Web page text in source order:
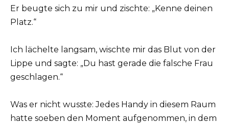
Er beugte sich zu mir und zischte: „Kenne deinen
Platz.“
Ich lächelte langsam, wischte mir das Blut von der
Lippe und sagte: „Du hast gerade die falsche Frau
geschlagen.“
Was er nicht wusste: Jedes Handy in diesem Raum
hatte soeben den Moment aufgenommen, in dem